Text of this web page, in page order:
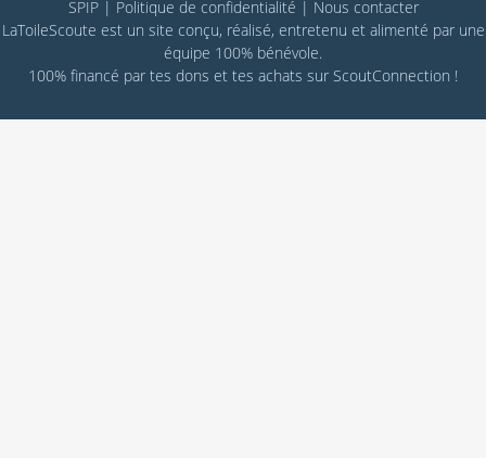
SPIP| Politique de confidentialité | Nous contacter
LaToileScoute est un site conçu, réalisé, entretenu et alimenté par une
équipe 100% bénévole.
100% financé par tes dons et tes achats sur ScoutConnection !